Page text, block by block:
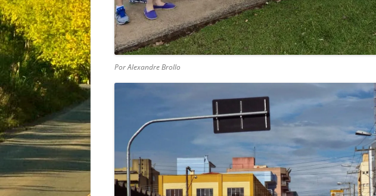
Por Alexandre Brollo